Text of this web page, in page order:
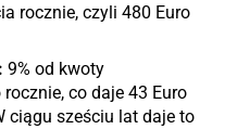
rocznie, czyli 480 Euro
9% od kwoty
co daje 43 Euro
ciągu sześciu lat daje to